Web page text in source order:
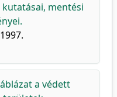
mentési
a védett